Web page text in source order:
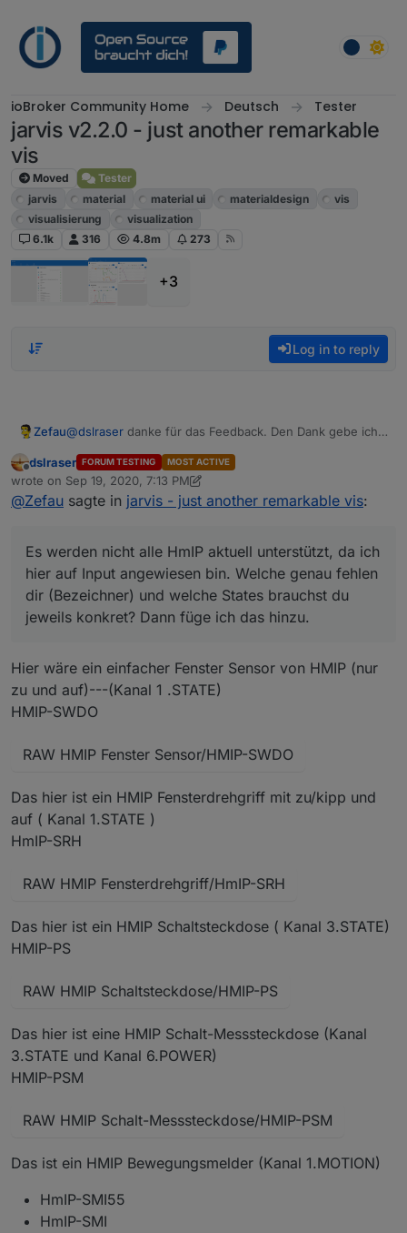
ioBroker Community Home Deutsch Tester
jarvis v2.2.0 - just another remarkable
vis
Moved
Tester
jarvis
material material ui materialdesign
vis
visualisierung
visualization
6.1k
316 4.8m 273
+3
Log in to reply
Zefau@dslraser danke für das Feedback. Den Dank gebe ich
Feedback gegebenen hat.
Es werden nicht alle HmIP aktuell unterstützt, da ich hier
auf Input angewiesen bin. Welche genau fehlen dir
(Bezeichner) und welche States brauchst du jeweils
Siehe
prc.js#L38
Offline
dslraser FORUM TESTING MOST ACTIVE
wrote on Sep 19, 2020, 7:13 PM
last edited by dslraserSep 27, 2020, 10:53 AM
@Zefau sagte in jarvis - just another remarkable vis:
Es werden nicht alle HmIP aktuell unterstützt, da ich
hier auf Input angewiesen bin. Welche genau fehlen
dir (Bezeichner) und welche States brauchst du
jeweils konkret? Dann füge ich das hinzu.
Hier wäre ein einfacher Fenster Sensor von HMIP (nur
zu und auf)---(Kanal 1 .STATE)
HMIP-SWDO
RAW HMIP Fenster Sensor/HMIP-SWDO
Das hier ist ein HMIP Fensterdrehgriff mit zu/kipp und
auf ( Kanal 1.STATE )
HmIP-SRH
RAW HMIP Fensterdrehgriff/HmIP-SRH
Das hier ist ein HMIP Schaltsteckdose ( Kanal 3.STATE)
HMIP-PS
RAW HMIP Schaltsteckdose/HMIP-PS
Das hier ist eine HMIP Schalt-Messsteckdose (Kanal
3.STATE und Kanal 6.POWER)
HMIP-PSM
RAW HMIP Schalt-Messsteckdose/HMIP-PSM
Das ist ein HMIP Bewegungsmelder (Kanal 1.MOTION)
HmIP-SMI55
HmIP-SMI